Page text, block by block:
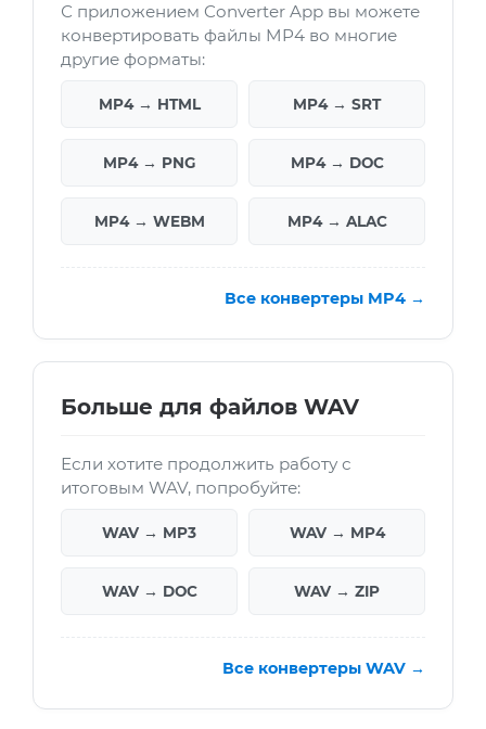
С приложением Converter App вы можете
конвертировать файлы MP4 во многие
другие форматы:
MP4 → HTML MP4 → SRT
MP4 → PNG MP4 → DOC
MP4 → WEBM MP4 → ALAC
Все конвертеры MP4 →
Больше для файлов WAV
Если хотите продолжить работу с
итоговым WAV, попробуйте:
WAV → MP3 WAV → MP4
WAV → DOC WAV → ZIP
Все конвертеры WAV →